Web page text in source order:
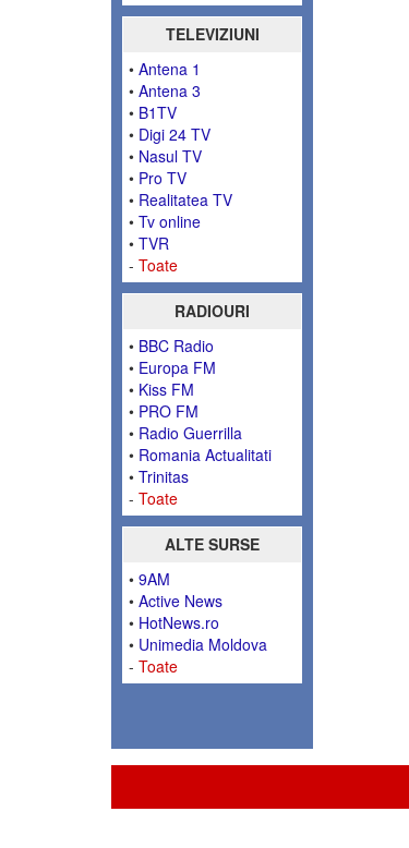
TELEVIZIUNI
• Antena 1
• Antena 3
• B1TV
• Digi 24 TV
• Nasul TV
• Pro TV
• Realitatea TV
• Tv online
• TVR
- Toate
RADIOURI
• BBC Radio
• Europa FM
• Kiss FM
• PRO FM
• Radio Guerrilla
• Romania Actualitati
• Trinitas
- Toate
ALTE SURSE
• 9AM
• Active News
• HotNews.ro
• Unimedia Moldova
- Toate